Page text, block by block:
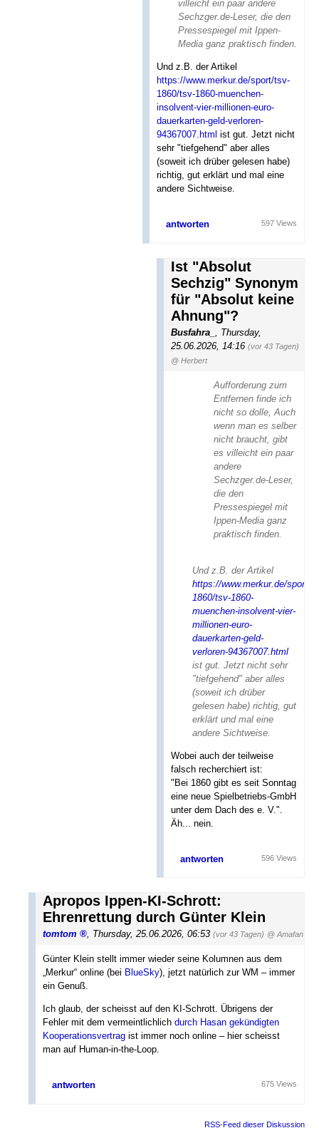
villeicht ein paar andere
Sechzger.de-Leser, die den
Pressespiegel mit Ippen-
Media ganz praktisch finden.
Und z.B. der Artikel
https://www.merkur.de/sport/tsv-
1860/tsv-1860-muenchen-
insolvent-vier-millionen-euro-
dauerkarten-geld-verloren-
94367007.html ist gut. Jetzt nicht
sehr "tiefgehend" aber alles
(soweit ich drüber gelesen habe)
richtig, gut erklärt und mal eine
andere Sichtweise.
antworten 597 Views
Ist "Absolut
Sechzig" Synonym
für "Absolut keine
Ahnung"?
Busfahra_
Thursday,
25.06.2026, 14:16 (vor 43 Tagen)
@ Herbert
Aufforderung zum
Entfernen finde ich
nicht so dolle, Auch
wenn man es selber
nicht braucht, gibt
es villeicht ein paar
andere
Sechzger.de-Leser,
die den
Pressespiegel mit
Ippen-Media ganz
praktisch finden.
Und z.B. der Artikel
https://www.merkur.de/sport/
1860/tsv-1860-
muenchen-insolvent-vier-
millionen-euro-
dauerkarten-geld-
verloren-94367007.html
ist gut. Jetzt nicht sehr
"tiefgehend" aber alles
(soweit ich drüber
gelesen habe) richtig, gut
erklärt und mal eine
andere Sichtweise.
Wobei auch der teilweise
falsch recherchiert ist:
"Bei 1860 gibt es seit Sonntag
eine neue Spielbetriebs-GmbH
unter dem Dach des e. V.".
Äh... nein.
antworten 596 Views
Apropos Ippen-KI-Schrott:
Ehrenrettung durch Günter Klein
tomtom , Thursday, 25.06.2026, 06:53 (vor 43 Tagen) @ Amafan
Günter Klein stellt immer wieder seine Kolumnen aus dem
„Merkur“ online (bei BlueSky), jetzt natürlich zur WM – immer
ein Genuß.
Ich glaub, der scheisst auf den KI-Schrott. Übrigens der
Fehler mit dem vermeintlichlich durch Hasan gekündigten
Kooperationsvertrag ist immer noch online – hier scheisst
man auf Human-in-the-Loop.
antworten 675 Views
RSS-Feed dieser Diskussion